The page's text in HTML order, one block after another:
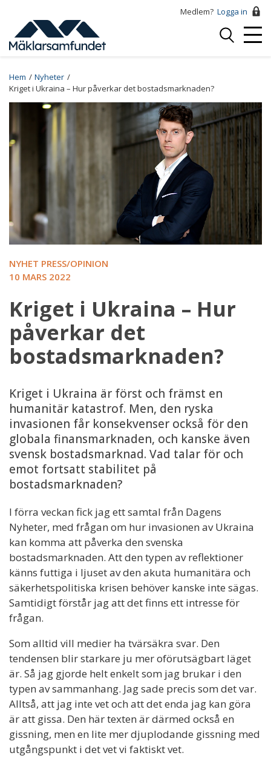
huvudinnehåll
Medlem? Logga in
Logga
Breadcrumb
Hem
Nyheter
Kriget i Ukraina – Hur påverkar det bostadsmarknaden?
NYHET PRESS/OPINION
10 MARS 2022
Kriget i Ukraina – Hur
påverkar det
bostadsmarknaden?
Kriget i Ukraina är först och främst en
humanitär katastrof. Men, den ryska
invasionen får konsekvenser också för den
globala finansmarknaden, och kanske även
svensk bostadsmarknad. Vad talar för och
emot fortsatt stabilitet på
bostadsmarknaden?
I förra veckan fick jag ett samtal från Dagens
Nyheter, med frågan om hur invasionen av Ukraina
kan komma att påverka den svenska
bostadsmarknaden. Att den typen av reflektioner
känns futtiga i ljuset av den akuta humanitära och
säkerhetspolitiska krisen behöver kanske inte sägas.
Samtidigt förstår jag att det finns ett intresse för
frågan.
Som alltid vill medier ha tvärsäkra svar. Den
tendensen blir starkare ju mer oförutsägbart läget
är. Så jag gjorde helt enkelt som jag brukar i den
typen av sammanhang. Jag sade precis som det var.
Alltså, att jag inte vet och att det enda jag kan göra
är att gissa. Den här texten är därmed också en
gissning, men en lite mer djuplodande gissning med
utgångspunkt i det vet vi faktiskt vet.